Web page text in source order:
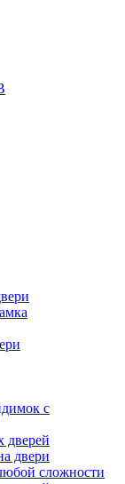
с
дверей
двери
сложности